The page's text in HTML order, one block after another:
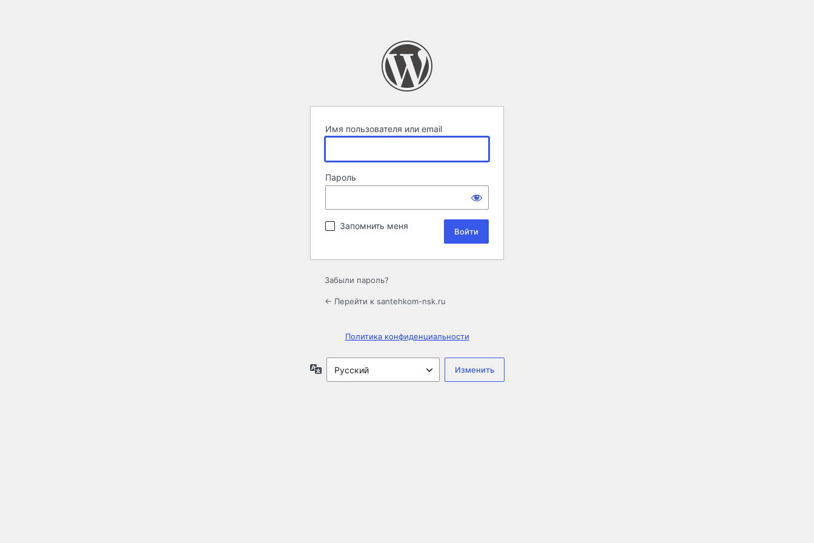
Имя пользователя или email
Пароль
Запомнить меня
Забыли пароль?
← Перейти к santehkom-nsk.ru
Политика конфиденциальности
Язык